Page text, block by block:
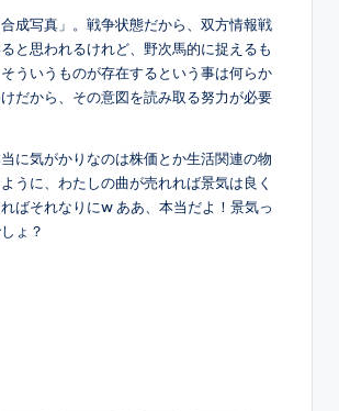
成写真」。戦争状態だから、双方情報戦
と思われるけれど、野次馬的に捉えるも
ういうものが存在するという事は何らか
だから、その意図を読み取る努力が必要
に気がかりなのは株価とか生活関連の物
うに、わたしの曲が売れれば景気は良く
ばそれなりにw ああ、本当だよ！景気っ
ょ？